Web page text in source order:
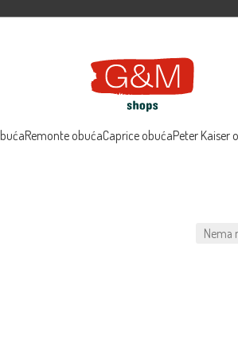
Remonte obućaCaprice obućaPeter Kaiser
Nema